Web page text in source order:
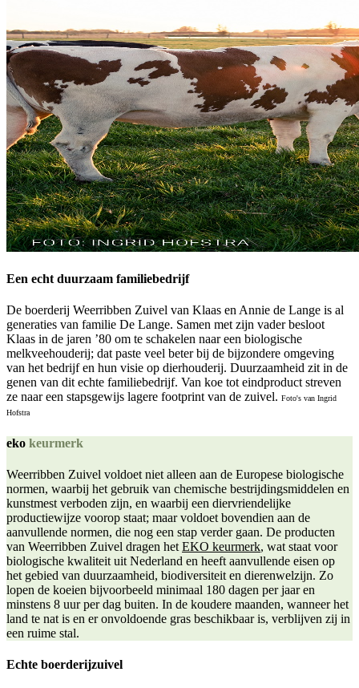
Een echt duurzaam familiebedrijf
De boerderij Weerribben Zuivel van Klaas en Annie de Lange is al
generaties van familie De Lange. Samen met zijn vader besloot
Klaas in de jaren ’80 om te schakelen naar een biologische
melkveehouderij; dat paste veel beter bij de bijzondere omgeving
van het bedrijf en hun visie op dierhouderij. Duurzaamheid zit in de
genen van dit echte familiebedrijf. Van koe tot eindproduct streven
ze naar een stapsgewijs lagere footprint van de zuivel. Foto's van Ingrid
Hofstra
eko keurmerk
Weerribben Zuivel voldoet niet alleen aan de Europese biologische
normen, waarbij het gebruik van chemische bestrijdingsmiddelen en
kunstmest verboden zijn, en waarbij een diervriendelijke
productiewijze voorop staat; maar voldoet bovendien aan de
aanvullende normen, die nog een stap verder gaan. De producten
van Weerribben Zuivel dragen het EKO keurmerk, wat staat voor
biologische kwaliteit uit Nederland en heeft aanvullende eisen op
het gebied van duurzaamheid, biodiversiteit en dierenwelzijn. Zo
lopen de koeien bijvoorbeeld minimaal 180 dagen per jaar en
minstens 8 uur per dag buiten. In de koudere maanden, wanneer het
land te nat is en er onvoldoende gras beschikbaar is, verblijven zij in
een ruime stal.
Echte boerderijzuivel